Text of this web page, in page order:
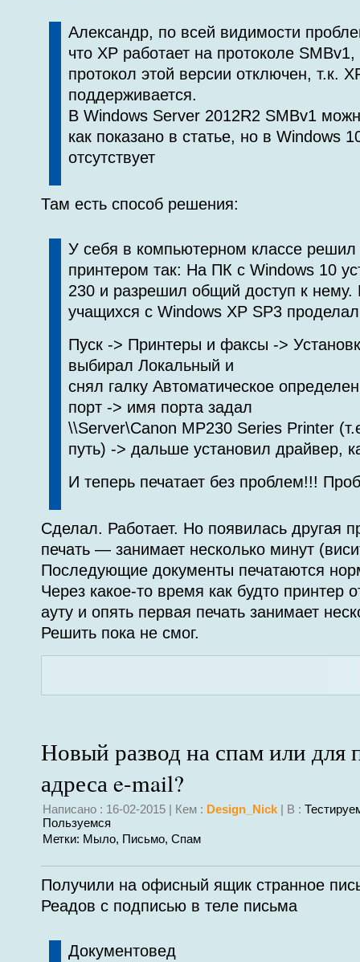
Александр, по всей видимости
что XP работает на протоколе
протокол этой версии отключен, т.к.
поддерживается.
В Windows Server 2012R2 SMBv1
как показано в статье, но в Windows
отсутствует
Там есть способ решения:
У себя в компьютерном классе решил
принтером так: На ПК с Windows 10
230 и разрешил общий доступ к нему.
учащихся с Windows XP SP3
Пуск -> Принтеры и факсы ->
выбирал Локальный и
снял галку Автоматическое
порт -> имя порта задал
\\Server\Canon MP230 Series Printer
путь) -> дальше установил драйвер,
И теперь печатает без проблем!!!
Сделал. Работает. Но появилась другая
печать — занимает несколько минут
Последующие документы печатаются
Через какое-то время как будто принтер
ауту и опять первая печать занимает
Решить пока не смог.
Новый развод на спам или для
адреса e-mail?
Написано : 16-02-2015 | Кем : Design_Nick | В :
Пользуемся
Метки: Мыло, Письмо, Спам
Получили на офисный ящик странное
Реадов с подписью в теле письма
Документовед